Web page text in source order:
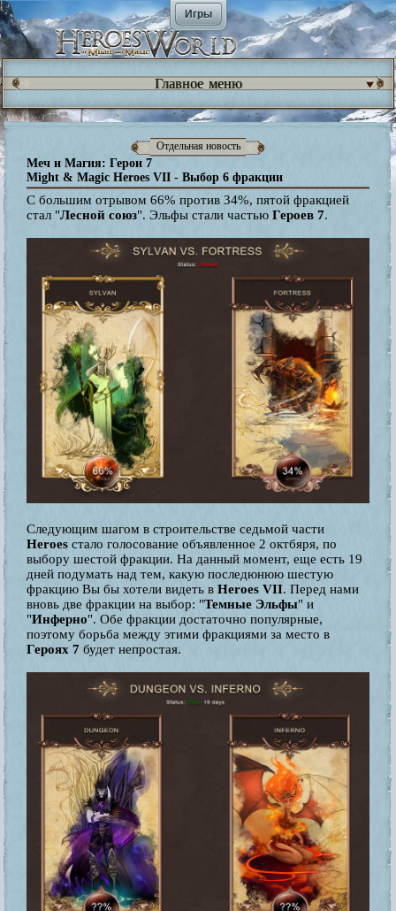
Игры
Главное меню
Отдельная новость
Меч и Магия: Герои 7
Might & Magic Heroes VII - Выбор 6 фракции
С большим отрывом 66% против 34%, пятой фракцией
стал "Лесной союз". Эльфы стали частью Героев 7.
Следующим шагом в строительстве седьмой части
Heroes стало голосование объявленное 2 октбяря, по
выбору шестой фракции. На данный момент, еще есть 19
дней подумать над тем, какую последюнюю шестую
фракцию Вы бы хотели видеть в Heroes VII. Перед нами
вновь две фракции на выбор: "Темные Эльфы" и
"Инферно". Обе фракции достаточно популярные,
поэтому борьба между этими фракциями за место в
Героях 7 будет непростая.